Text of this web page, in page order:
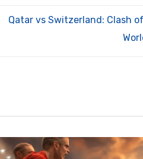
Qatar vs Switzerland: Clash